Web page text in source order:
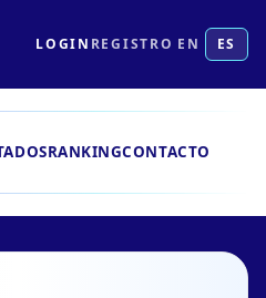
LOGIN REGISTRO EN ES
RANKINGCONTACTO